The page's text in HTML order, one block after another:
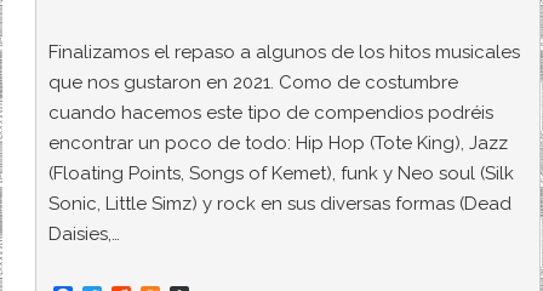
Finalizamos el repaso a algunos de los hitos musicales
que nos gustaron en 2021. Como de costumbre
cuando hacemos este tipo de compendios podréis
encontrar un poco de todo: Hip Hop (Tote King), Jazz
(Floating Points, Songs of Kemet), funk y Neo soul (Silk
Sonic, Little Simz) y rock en sus diversas formas (Dead
Daisies,…